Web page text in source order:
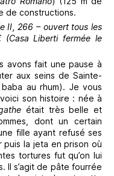
de constructions.
II, 266 – ouvert tous les
Liberti fermée le
avons fait une pause à
aux seins de Sainte-
au rhum). Je vous
son histoire : née à
était très belle et
dont un certain
fille ayant refusé ses
puis la jeta en prison où
tortures fut qu’on lui
Il s’agit de pâte fourrée